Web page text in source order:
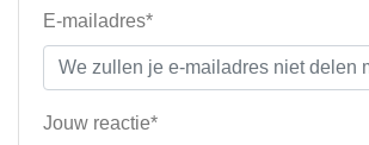
E-mailadres*
Jouw reactie*